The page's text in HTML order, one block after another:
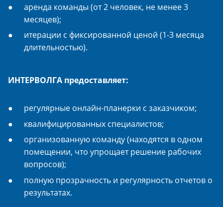
аренда команды (от 2 человек, не менее 3
месяцев);
итерации с фиксированной ценой (1-3 месяца
длительностью).
ИНТЕРВОЛГА предоставляет:
регулярные онлайн-планерки с заказчиком;
квалифицированных специалистов;
организованную команду (находятся в одном
помещении, что упрощает решение рабочих
вопросов);
полную прозрачность и регулярность отчетов о
результатах.